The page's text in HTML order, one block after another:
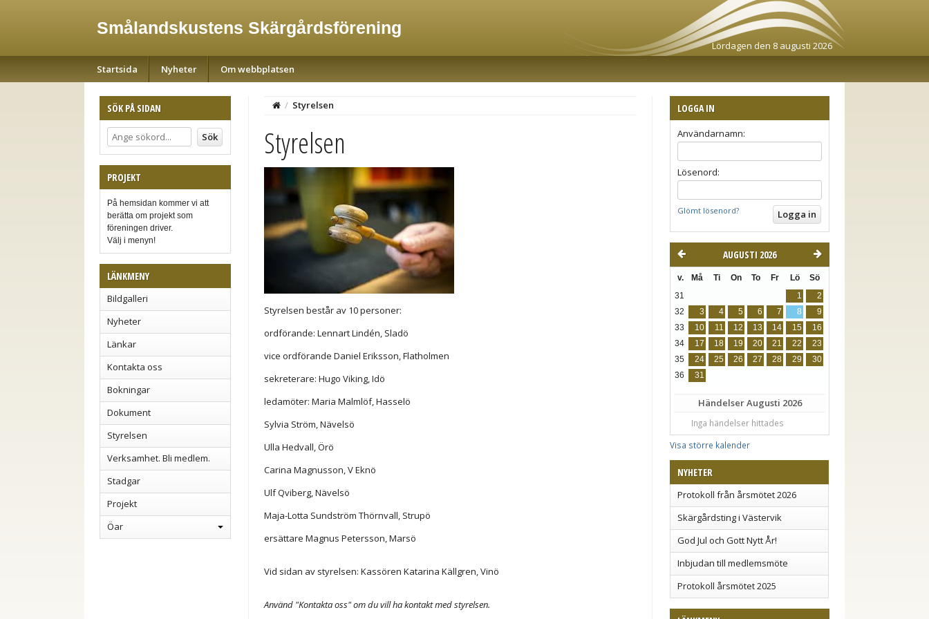
Smålandskustens Skärgårdsförening
Lördagen den 8 augusti 2026
Startsida
Nyheter Om webbplatsen
SÖK PÅ SIDAN
PROJEKT
På hemsidan kommer vi att
berätta om projekt som
föreningen driver.
Välj i menyn!
LÄNKMENY
Bildgalleri
Nyheter
Länkar
Kontakta oss
Bokningar
Dokument
Styrelsen
Verksamhet. Bli medlem.
Stadgar
Projekt
Öar
LOGGA IN
Användarnamn:
Lösenord:
Glömt lösenord?
AUGUSTI 2026
v. Må Ti On To Fr Lö Sö
31 1
2
32
3 4 5 6 7 8
9
33
10 11 12 13 14 15
16
34
17 18 19 20 21 22
23
35
24 25 26 27 28 29
30
36
31
HändelserAugusti 2026
Inga händelser hittades
Visa större kalender
NYHETER
Protokoll från årsmötet 2026
Skärgårdsting i Västervik
God Jul och Gott Nytt År!
Inbjudan till medlemsmöte
Protokoll årsmötet 2025
/ Styrelsen
Styrelsen
Styrelsen består av 10 personer:
ordförande: Lennart Lindén, Sladö
vice ordförande Daniel Eriksson, Flatholmen
sekreterare: Hugo Viking, Idö
ledamöter: Maria Malmlöf, Hasselö
Sylvia Ström, Nävelsö
Ulla Hedvall, Örö
Carina Magnusson, V Eknö
Ulf Qviberg, Nävelsö
Maja-Lotta Sundström Thörnvall, Strupö
ersättare Magnus Petersson, Marsö
Vid sidan av styrelsen: Kassören Katarina Källgren, Vinö
Använd "Kontakta oss" om du vill ha kontakt med styrelsen.